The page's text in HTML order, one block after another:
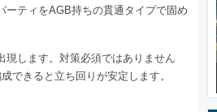
ーティをAGB持ちの貫通タイプで固め
現します。対策必須ではありません
できると立ち回りが安定します。